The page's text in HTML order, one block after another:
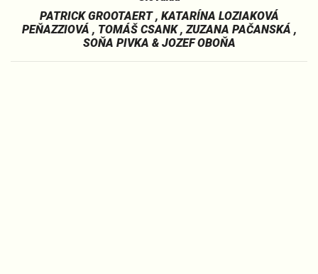
PATRICK GROOTAERT , KATARÍNA LOZIAKOVÁ
PEŇAZZIOVÁ , TOMÁŠ CSANK , ZUZANA PAČANSKÁ ,
SOŇA PIVKA & JOZEF OBOŇA